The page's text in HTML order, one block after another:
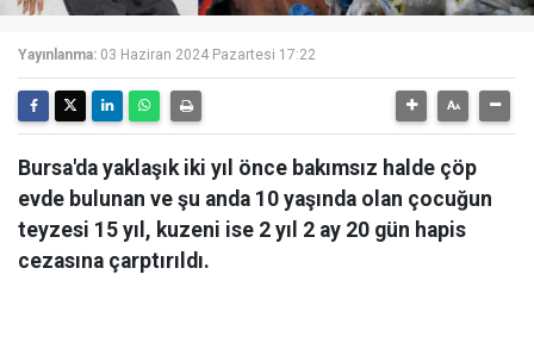
Yayınlanma: 03 Haziran 2024 Pazartesi 17:22
Bursa'da yaklaşık iki yıl önce bakımsız halde çöp
evde bulunan ve şu anda 10 yaşında olan çocuğun
teyzesi 15 yıl, kuzeni ise 2 yıl 2 ay 20 gün hapis
cezasına çarptırıldı.